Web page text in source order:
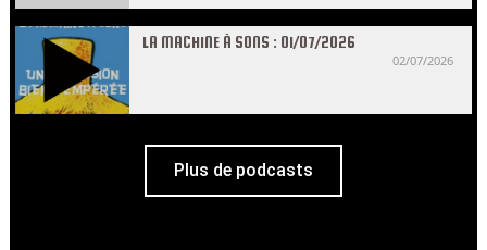
LA MACHINE À SONS : 01/07/2026
02/07/2026
Plus de podcasts